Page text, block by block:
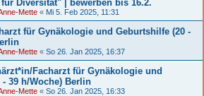
Diversität" | bewerben bis 16.2.
Mette « Mi 5. Feb 2025, 11:31
für Gynäkologie und Geburtshilfe (20 -
Mette « So 26. Jan 2025, 16:37
Facharzt für Gynäkologie und
39 h/Woche) Berlin
Mette « So 26. Jan 2025, 16:33